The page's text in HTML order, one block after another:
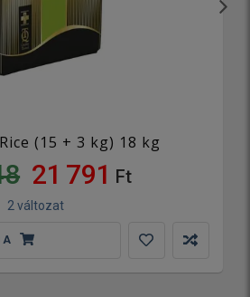
(15 + 3 kg) 18 kg
21 791 Ft
2 változat